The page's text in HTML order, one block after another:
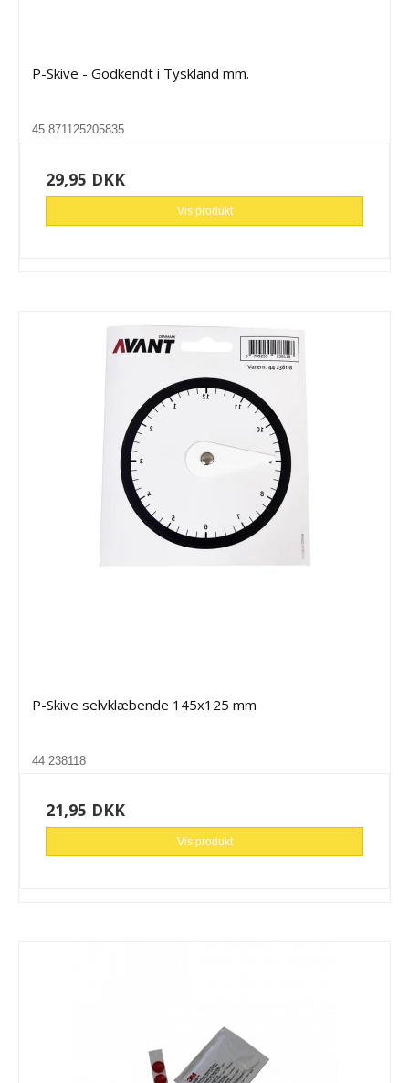
P-Skive - Godkendt i Tyskland mm.
45 871125205835
29,95 DKK
Vis produkt
P-Skive selvklæbende 145x125 mm
44 238118
21,95 DKK
Vis produkt